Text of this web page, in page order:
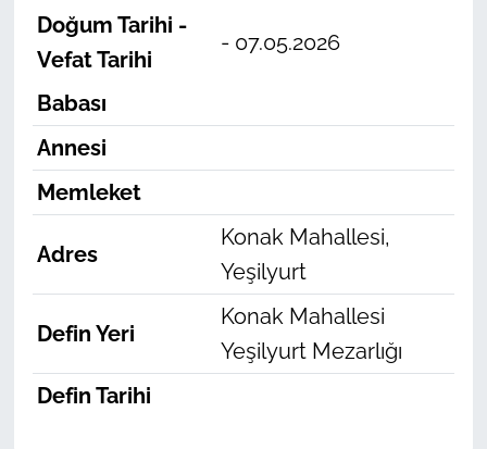
Doğum Tarihi -
Vefat Tarihi
- 07.05.2026
Babası
Annesi
Memleket
Adres
Konak Mahallesi,
Yeşilyurt
Defin Yeri
Konak Mahallesi
Yeşilyurt Mezarlığı
Defin Tarihi